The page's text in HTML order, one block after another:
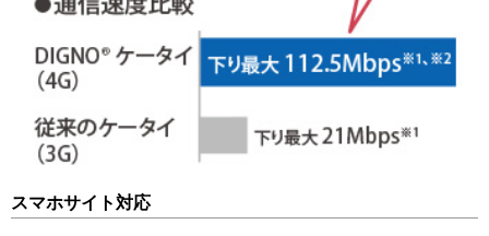
スマホサイト対応